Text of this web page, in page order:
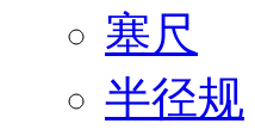
塞尺
半径规